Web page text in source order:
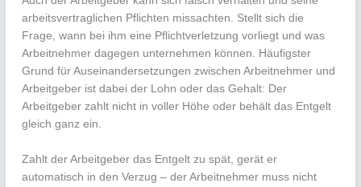
arbeitsvertraglichen Pflichten missachten. Stellt sich die
Frage, wann bei ihm eine Pflichtverletzung vorliegt und was
Arbeitnehmer dagegen unternehmen können. Häufigster
Grund für Auseinandersetzungen zwischen Arbeitnehmer und
Arbeitgeber ist dabei der Lohn oder das Gehalt: Der
Arbeitgeber zahlt nicht in voller Höhe oder behält das Entgelt
gleich ganz ein.
Zahlt der Arbeitgeber das Entgelt zu spät, gerät er
automatisch in den Verzug – der Arbeitnehmer muss nicht